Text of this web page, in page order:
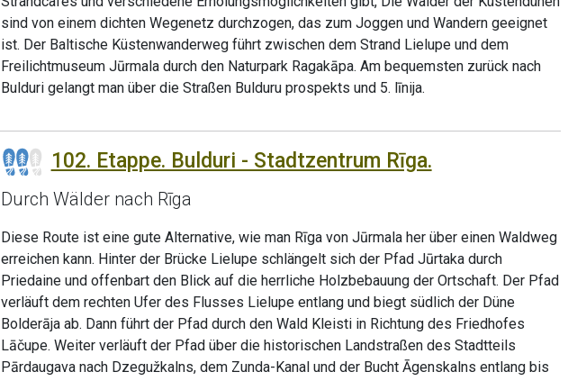
sind von einem dichten Wegenetz durchzogen, das zum Joggen und Wandern geeignet
ist. Der Baltische Küstenwanderweg führt zwischen dem Strand Lielupe und dem
Freilichtmuseum Jūrmala durch den Naturpark Ragakāpa. Am bequemsten zurück nach
Bulduri gelangt man über die Straßen Bulduru prospekts und 5. līnija.
102. Etappe. Bulduri - Stadtzentrum Rīga.
Durch Wälder nach Rīga
Diese Route ist eine gute Alternative, wie man Rīga von Jūrmala her über einen Waldweg
erreichen kann. Hinter der Brücke Lielupe schlängelt sich der Pfad Jūrtaka durch
Priedaine und offenbart den Blick auf die herrliche Holzbebauung der Ortschaft. Der Pfad
verläuft dem rechten Ufer des Flusses Lielupe entlang und biegt südlich der Düne
Bolderāja ab. Dann führt der Pfad durch den Wald Kleisti in Richtung des Friedhofes
Lāčupe. Weiter verläuft der Pfad über die historischen Landstraßen des Stadtteils
Pārdaugava nach Dzegužkalns, dem Zunda-Kanal und der Bucht Āgenskalns entlang bis